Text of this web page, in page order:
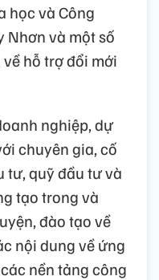
học và Công
Nhơn và một số
hỗ trợ đổi mới
nghiệp, dự
chuyên gia, cố
tư, quỹ đầu tư và
tạo trong và
đào tạo về
nội dung về ứng
các nền tảng công